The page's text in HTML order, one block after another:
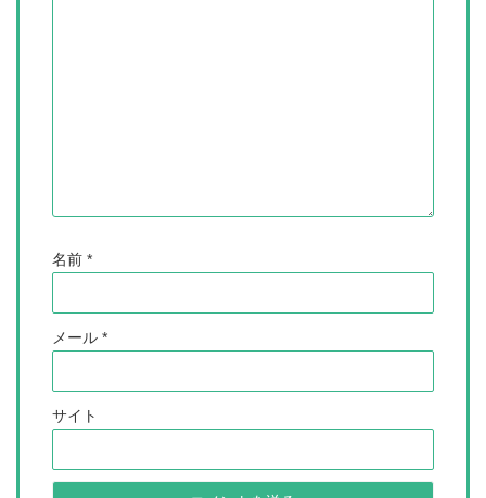
名前 *
メール *
サイト